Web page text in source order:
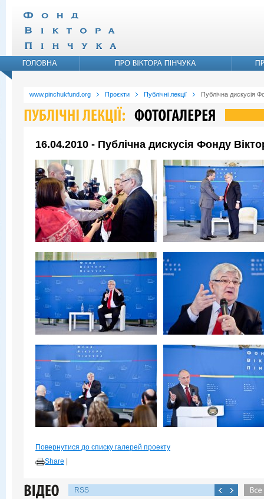
www.pinchukfund.org Проєкти Публічні лекції Публічна дискусія
16.04.2010 - Публічна дискусія Фонду
Повернутися до списку галерей проекту
Share
RSS